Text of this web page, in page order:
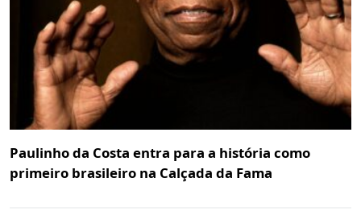
Paulinho da Costa entra para a história como
primeiro brasileiro na Calçada da Fama